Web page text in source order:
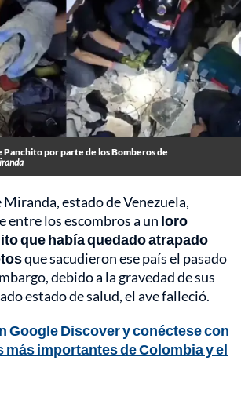
por parte de los Bomberos de
estado de Venezuela,
entre los escombros a un loro
que había quedado atrapado
que sacudieron ese país el pasado
debido a la gravedad de sus
estado de salud, el ave falleció.
Google Discover y conéctese con
más importantes de Colombia y el